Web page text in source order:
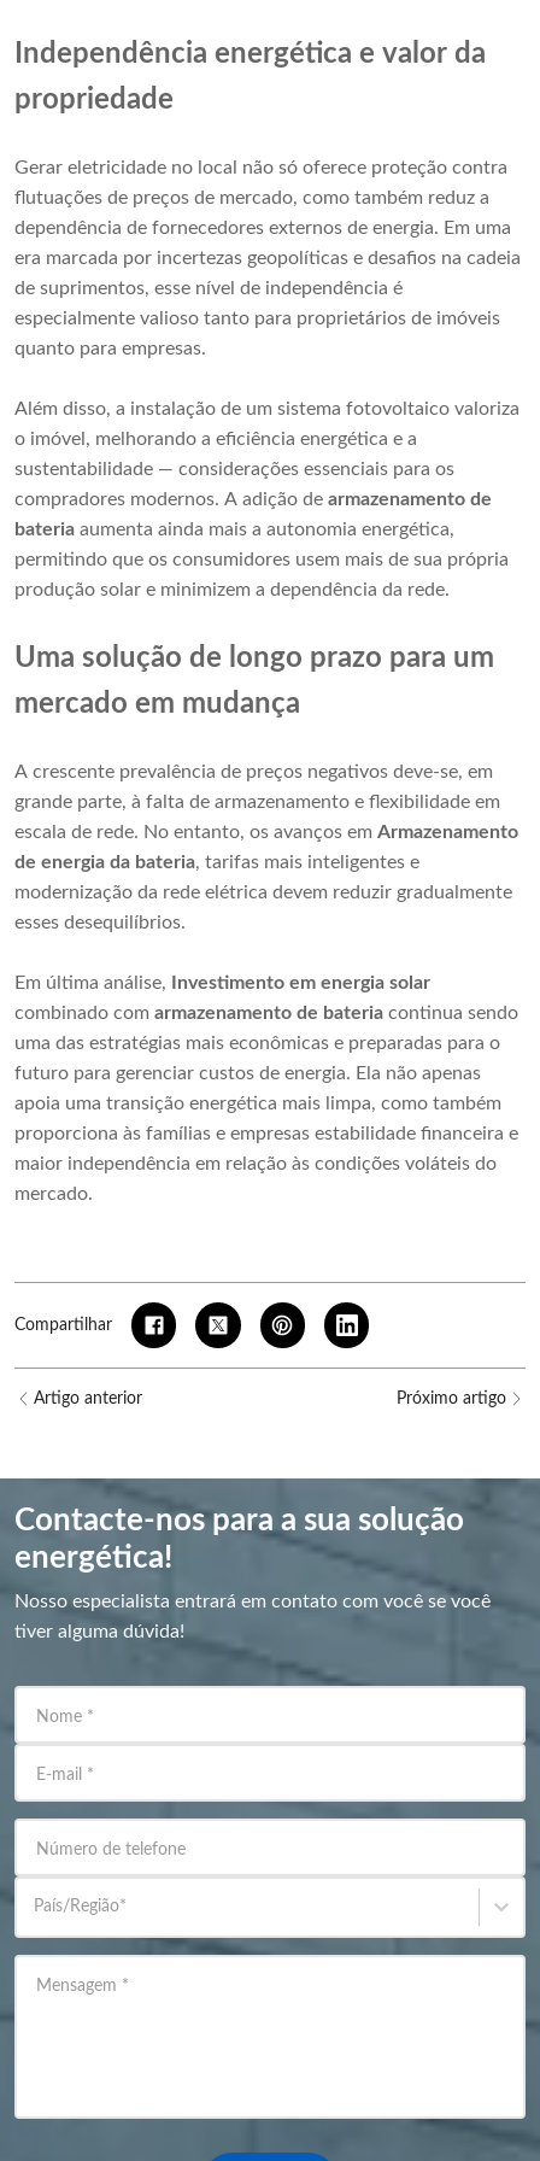
Independência energética e valor da
propriedade
Gerar eletricidade no local não só oferece proteção contra
flutuações de preços de mercado, como também reduz a
dependência de fornecedores externos de energia. Em uma
era marcada por incertezas geopolíticas e desafios na cadeia
de suprimentos, esse nível de independência é
especialmente valioso tanto para proprietários de imóveis
quanto para empresas.
Além disso, a instalação de um sistema fotovoltaico valoriza
o imóvel, melhorando a eficiência energética e a
sustentabilidade — considerações essenciais para os
compradores modernos. A adição de armazenamento de
bateria aumenta ainda mais a autonomia energética,
permitindo que os consumidores usem mais de sua própria
produção solar e minimizem a dependência da rede.
Uma solução de longo prazo para um
mercado em mudança
A crescente prevalência de preços negativos deve-se, em
grande parte, à falta de armazenamento e flexibilidade em
escala de rede. No entanto, os avanços em Armazenamento
de energia da bateria, tarifas mais inteligentes e
modernização da rede elétrica devem reduzir gradualmente
esses desequilíbrios.
Em última análise,
Investimento em energia solar
combinado com armazenamento de bateria continua sendo
uma das estratégias mais econômicas e preparadas para o
futuro para gerenciar custos de energia. Ela não apenas
apoia uma transição energética mais limpa, como também
proporciona às famílias e empresas estabilidade financeira e
maior independência em relação às condições voláteis do
mercado.
Compartilhar
Artigo anterior Próximo artigo
Contacte-nos para a sua solução
energética!
Nosso especialista entrará em contato com você se você
tiver alguma dúvida!
Nome *
E-mail *
Número de telefone
País/Região*
Mensagem *